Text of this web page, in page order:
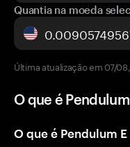
Quantia na moeda
Última atualização em 07/
O que é
O que é Pendulum